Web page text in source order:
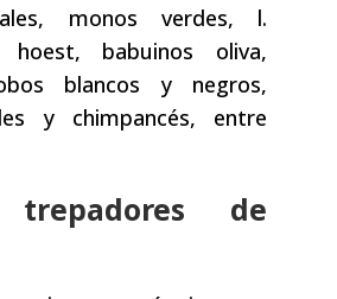
monos verdes, l.
hoest, babuinos oliva,
blancos y negros,
y chimpancés, entre
trepadores de